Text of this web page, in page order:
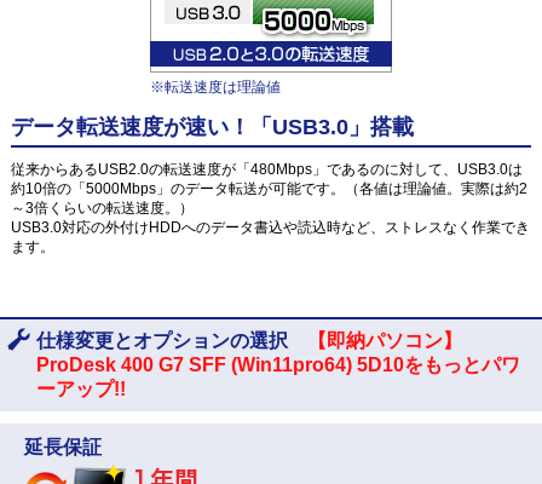
※転送速度は理論値
データ転送速度が速い！「USB3.0」搭載
従来からあるUSB2.0の転送速度が「480Mbps」であるのに対して、USB3.0は
約10倍の「5000Mbps」のデータ転送が可能です。（各値は理論値。実際は約2
～3倍くらいの転送速度。）
USB3.0対応の外付けHDDへのデータ書込や読込時など、ストレスなく作業でき
ます。
仕様変更とオプションの選択
【即納パソコン】
ProDesk 400 G7 SFF (Win11pro64) 5D10をもっとパワ
ーアップ!!
延長保証